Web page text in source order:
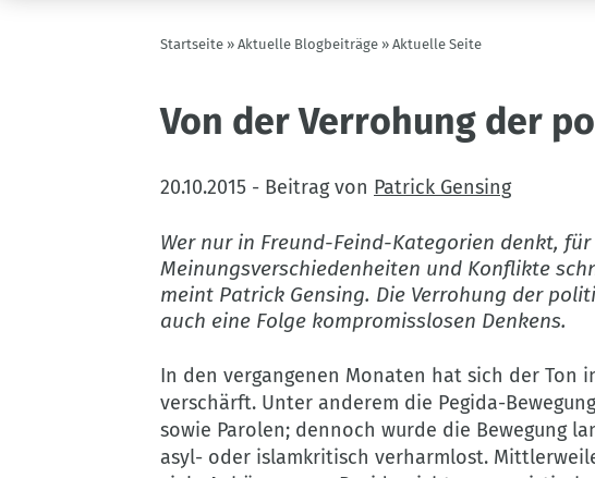
Pfadnavigation
Startseite Aktuelle Blogbeiträge Aktuelle Seite
Von der Verrohung der
20.10.2015 - Beitrag von Patrick Gensing
Wer nur in Freund-Feind-Kategorien denkt,
Meinungsverschiedenheiten und Konflikte
meint Patrick Gensing. Die Verrohung der
auch eine Folge kompromisslosen Denkens.
In den vergangenen Monaten hat sich der Ton
verschärft. Unter anderem die Pegida-
sowie Parolen; dennoch wurde die Bewegung
asyl- oder islamkritisch verharmlost.